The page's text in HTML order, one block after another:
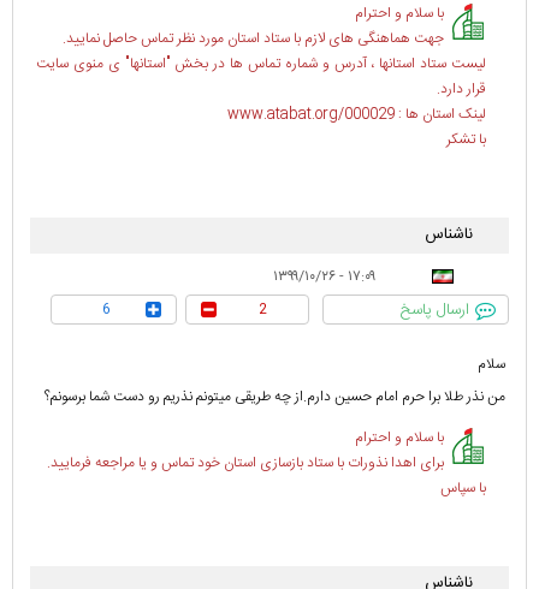
با سلام و احترام
جهت هماهنگی های لازم با ستاد استان مورد نظر تماس حاصل نمایید.
لیست ستاد استانها ، آدرس و شماره تماس ها در بخش "استانها" ی منوی سایت
قرار دارد.
لینک استان ها : www.atabat.org/000029
با تشکر
ناشناس
۱۷:۰۹ - ۱۳۹۹/۱۰/۲۶
ارسال پاسخ 2
6
سلام
من نذر طلا برا حرم امام حسین دارم.از چه طریقی میتونم نذریم رو دست شما برسونم؟
با سلام و احترام
برای اهدا نذورات با ستاد بازسازی استان خود تماس و یا مراجعه فرمایید.
با سپاس
ناشناس